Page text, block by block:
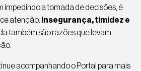
impedindo a tomada de decisões , é
atenção. Insegurança, timidez e
também são razões que levam
acompanhando o Portal para mais